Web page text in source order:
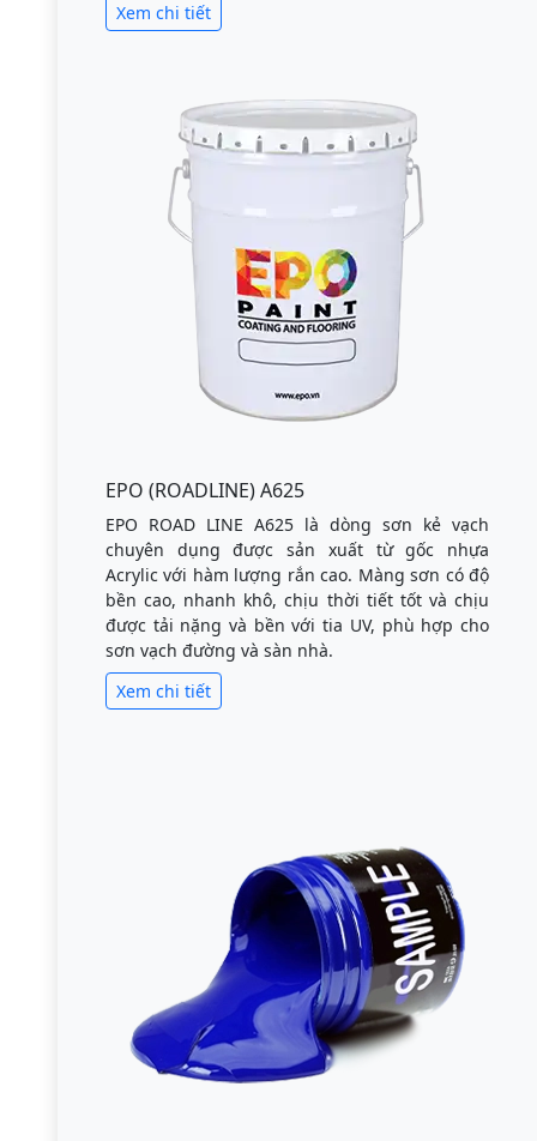
Xem chi tiết
EPO (ROADLINE) A625
EPO ROAD LINE A625 là dòng sơn kẻ vạch
chuyên dụng được sản xuất từ gốc nhựa
Acrylic với hàm lượng rắn cao. Màng sơn có độ
bền cao, nhanh khô, chịu thời tiết tốt và chịu
được tải nặng và bền với tia UV, phù hợp cho
sơn vạch đường và sàn nhà.
Xem chi tiết